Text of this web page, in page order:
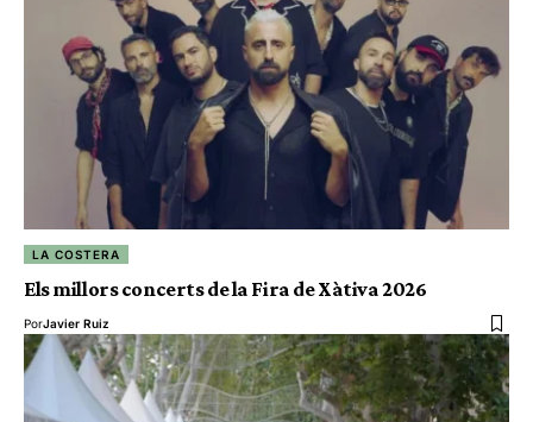
LA COSTERA
Els millors concerts de la Fira de Xàtiva 2026
PorJavier Ruiz